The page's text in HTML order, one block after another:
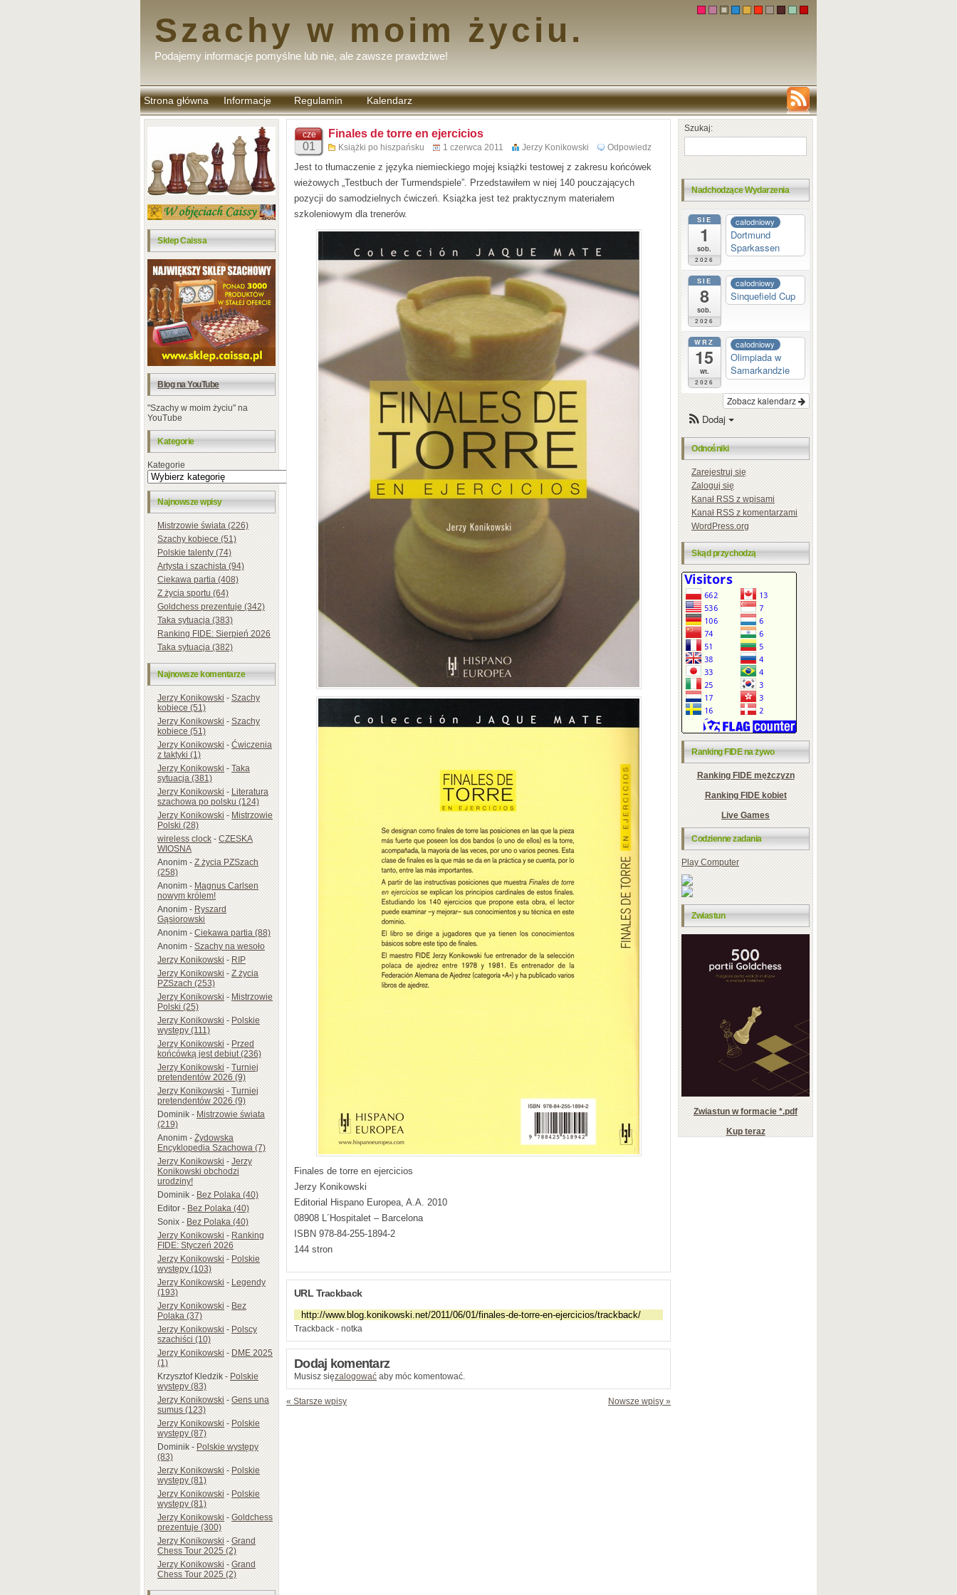
Szachy w moim życiu.
Podajemy informacje pomyślne lub nie, ale zawsze prawdziwe!
Strona główna Informacje Regulamin
komentarzy
Kalendarz
Sklep Caissa
Blog na YouTube
"Szachy w moim życiu" na
YouTube
Kategorie
Kategorie
Najnowsze wpisy
Mistrzowie świata (226)
Szachy kobiece (51)
Polskie talenty (74)
Artysta i szachista (94)
Ciekawa partia (408)
Z życia sportu (64)
Goldchess prezentuje (342)
Taka sytuacja (383)
Ranking FIDE: Sierpień 2026
Taka sytuacja (382)
Najnowsze komentarze
Jerzy Konikowski-Szachy
kobiece (51)
Jerzy Konikowski-Szachy
kobiece (51)
Jerzy Konikowski-Ćwiczenia
z taktyki (1)
Jerzy Konikowski-Taka
sytuacja (381)
Jerzy Konikowski-Literatura
szachowa po polsku (124)
Jerzy Konikowski-Mistrzowie
Polski (28)
wireless clock-CZESKA
WIOSNA
Anonim-Z życia PZSzach
(258)
Anonim-Magnus Carlsen
nowym królem!
Anonim-Ryszard
Gąsiorowski
Anonim-Ciekawa partia (88)
Anonim-Szachy na wesoło
Jerzy Konikowski-RIP
Jerzy Konikowski-Z życia
PZSzach (253)
Jerzy Konikowski-Mistrzowie
Polski (25)
Jerzy Konikowski-Polskie
występy (111)
Jerzy Konikowski-Przed
końcówką jest debiut (236)
Jerzy Konikowski-Turniej
pretendentów 2026 (9)
Jerzy Konikowski-Turniej
pretendentów 2026 (9)
Dominik-Mistrzowie świata
(219)
Anonim-Żydowska
Encyklopedia Szachowa (7)
Jerzy Konikowski-Jerzy
Konikowski obchodzi
urodziny!
Dominik-Bez Polaka (40)
Editor-Bez Polaka (40)
Sonix-Bez Polaka (40)
Jerzy Konikowski-Ranking
FIDE: Styczeń 2026
Jerzy Konikowski-Polskie
występy (103)
Jerzy Konikowski-Legendy
(193)
Jerzy Konikowski-Bez
Polaka (37)
Jerzy Konikowski-Polscy
szachiści (10)
Jerzy Konikowski-DME 2025
(1)
Krzysztof Kledzik-Polskie
występy (83)
Jerzy Konikowski-Gens una
sumus (123)
Jerzy Konikowski-Polskie
występy (87)
Dominik-Polskie występy
(83)
Jerzy Konikowski-Polskie
występy (81)
Jerzy Konikowski-Polskie
występy (81)
Jerzy Konikowski-Goldchess
prezentuje (300)
Jerzy Konikowski-Grand
Chess Tour 2025 (2)
Jerzy Konikowski-Grand
Chess Tour 2025 (2)
cze
01
Finales de torre en ejercicios
Książki po hiszpańsku 1 czerwca 2011 Jerzy Konikowski Odpowiedz
Jest to tłumaczenie z języka niemieckiego mojej książki testowej z zakresu końcówek
wieżowych „Testbuch der Turmendspiele”. Przedstawiłem w niej 140 pouczających
pozycji do samodzielnych ćwiczeń. Książka jest też praktycznym materiałem
szkoleniowym dla trenerów.
Finales de torre en ejercicios
Jerzy Konikowski
Editorial Hispano Europea, A.A. 2010
08908 L´Hospitalet – Barcelona
ISBN 978-84-255-1894-2
144 stron
URL Trackback
Trackback - notka
Dodaj komentarz
Musisz sięzalogować aby móc komentować.
« Starsze wpisy Nowsze wpisy »
Szukaj:
Nadchodzące Wydarzenia
SIE
1
sob.
2026
całodniowy
Dortmund
Sparkassen
SIE
8
sob.
2026
całodniowy
Sinquefield Cup
WRZ
15
wt.
2026
całodniowy
Olimpiada w
Samarkandzie
Zobacz kalendarz
Dodaj
Odnośniki
Zarejestruj się
Zaloguj się
KanałRSSz wpisami
KanałRSSz komentarzami
WordPress.org
Skąd przychodzą
Ranking FIDE na żywo
Ranking FIDE mężczyzn
Ranking FIDE kobiet
Live Games
Codzienne zadania
Play Computer
Zwiastun
Zwiastun w formacie *.pdf
Kup teraz